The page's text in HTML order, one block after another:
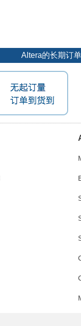
Altera的长期订